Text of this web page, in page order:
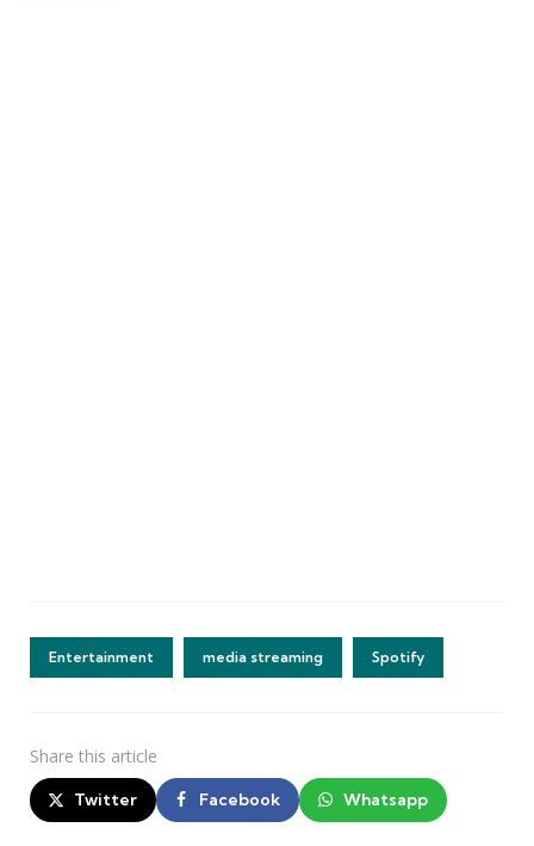
Entertainment media streaming Spotify
Share this article
Twitter Facebook Whatsapp